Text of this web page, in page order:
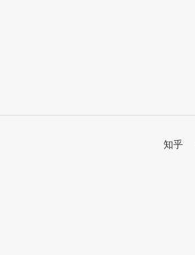
知乎